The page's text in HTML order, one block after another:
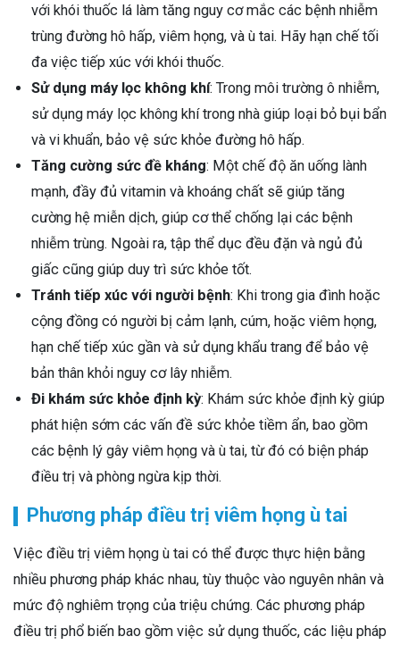
với khói thuốc lá làm tăng nguy cơ mắc các bệnh nhiễm
trùng đường hô hấp, viêm họng, và ù tai. Hãy hạn chế tối
đa việc tiếp xúc với khói thuốc.
Sử dụng máy lọc không khí: Trong môi trường ô nhiễm,
sử dụng máy lọc không khí trong nhà giúp loại bỏ bụi bẩn
và vi khuẩn, bảo vệ sức khỏe đường hô hấp.
Tăng cường sức đề kháng: Một chế độ ăn uống lành
mạnh, đầy đủ vitamin và khoáng chất sẽ giúp tăng
cường hệ miễn dịch, giúp cơ thể chống lại các bệnh
nhiễm trùng. Ngoài ra, tập thể dục đều đặn và ngủ đủ
giấc cũng giúp duy trì sức khỏe tốt.
Tránh tiếp xúc với người bệnh: Khi trong gia đình hoặc
cộng đồng có người bị cảm lạnh, cúm, hoặc viêm họng,
hạn chế tiếp xúc gần và sử dụng khẩu trang để bảo vệ
bản thân khỏi nguy cơ lây nhiễm.
Đi khám sức khỏe định kỳ: Khám sức khỏe định kỳ giúp
phát hiện sớm các vấn đề sức khỏe tiềm ẩn, bao gồm
các bệnh lý gây viêm họng và ù tai, từ đó có biện pháp
điều trị và phòng ngừa kịp thời.
Phương pháp điều trị viêm họng ù tai
Việc điều trị viêm họng ù tai có thể được thực hiện bằng
nhiều phương pháp khác nhau, tùy thuộc vào nguyên nhân và
mức độ nghiêm trọng của triệu chứng. Các phương pháp
điều trị phổ biến bao gồm việc sử dụng thuốc, các liệu pháp